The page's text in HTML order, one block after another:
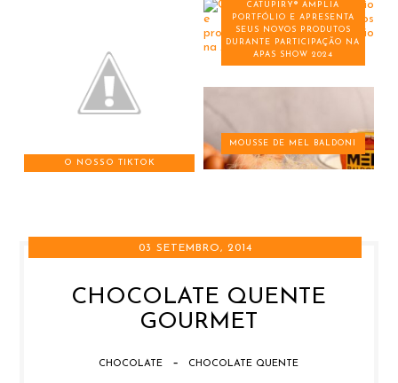
O NOSSO TIKTOK
CATUPIRY® AMPLIA
PORTFÓLIO E APRESENTA
SEUS NOVOS PRODUTOS
DURANTE PARTICIPAÇÃO NA
APAS SHOW 2024
MOUSSE DE MEL BALDONI
03 SETEMBRO, 2014
CHOCOLATE QUENTE
GOURMET
CHOCOLATE - CHOCOLATE QUENTE